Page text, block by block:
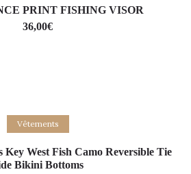
PRINT FISHING VISOR
36,00€
des options
Vêtements
Key West Fish Camo Reversible Tie
Bikini Bottoms